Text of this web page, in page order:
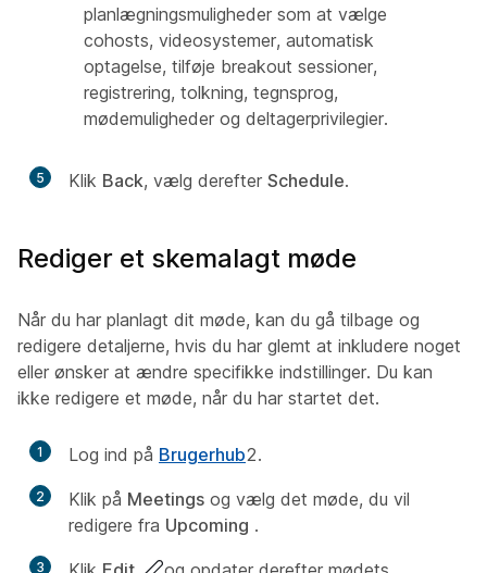
planlægningsmuligheder som at vælge
cohosts, videosystemer, automatisk
optagelse, tilføje breakout sessioner,
registrering, tolkning, tegnsprog,
mødemuligheder og deltagerprivilegier.
5 Klik Back, vælg derefter Schedule.
Rediger et skemalagt møde
Når du har planlagt dit møde, kan du gå tilbage og
redigere detaljerne, hvis du har glemt at inkludere noget
eller ønsker at ændre specifikke indstillinger. Du kan
ikke redigere et møde, når du har startet det.
1 Log ind på Brugerhub2.
2 Klik på Meetings og vælg det møde, du vil
redigere fra Upcoming .
3